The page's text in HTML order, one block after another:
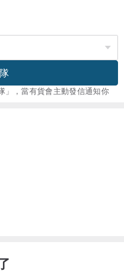
」，當有貨會主動發信通知你